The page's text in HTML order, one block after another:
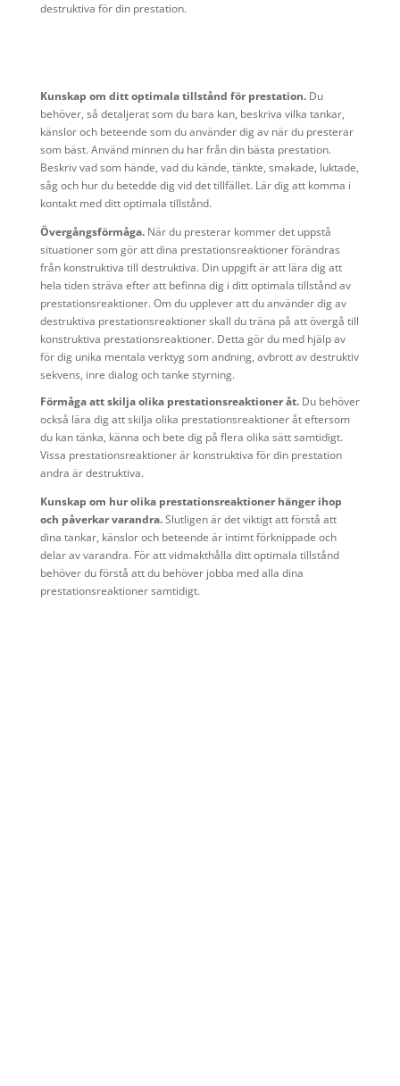
destruktiva för din prestation.
Kunskap om ditt optimala tillstånd för prestation.Du
behöver, så detaljerat som du bara kan, beskriva vilka tankar,
känslor och beteende som du använder dig av när du presterar
som bäst. Använd minnen du har från din bästa prestation.
Beskriv vad som hände, vad du kände, tänkte, smakade, luktade,
såg och hur du betedde dig vid det tillfället. Lär dig att komma i
kontakt med ditt optimala tillstånd.
Övergångsförmåga.När du presterar kommer det uppstå
situationer som gör att dina prestationsreaktioner förändras
från konstruktiva till destruktiva. Din uppgift är att lära dig att
hela tiden sträva efter att befinna dig i ditt optimala tillstånd av
prestationsreaktioner. Om du upplever att du använder dig av
destruktiva prestationsreaktioner skall du träna på att övergå till
konstruktiva prestationsreaktioner. Detta gör du med hjälp av
för dig unika mentala verktyg som andning, avbrott av destruktiv
sekvens, inre dialog och tanke styrning.
Förmåga att skilja olika prestationsreaktioner åt.Du behöver
också lära dig att skilja olika prestationsreaktioner åt eftersom
du kan tänka, känna och bete dig på flera olika sätt samtidigt.
Vissa prestationsreaktioner är konstruktiva för din prestation
andra är destruktiva.
Kunskap om hur olika prestationsreaktioner hänger ihop
och påverkar varandra.Slutligen är det viktigt att förstå att
dina tankar, känslor och beteende är intimt förknippade och
delar av varandra. För att vidmakthålla ditt optimala tillstånd
behöver du förstå att du behöver jobba med alla dina
prestationsreaktioner samtidigt.